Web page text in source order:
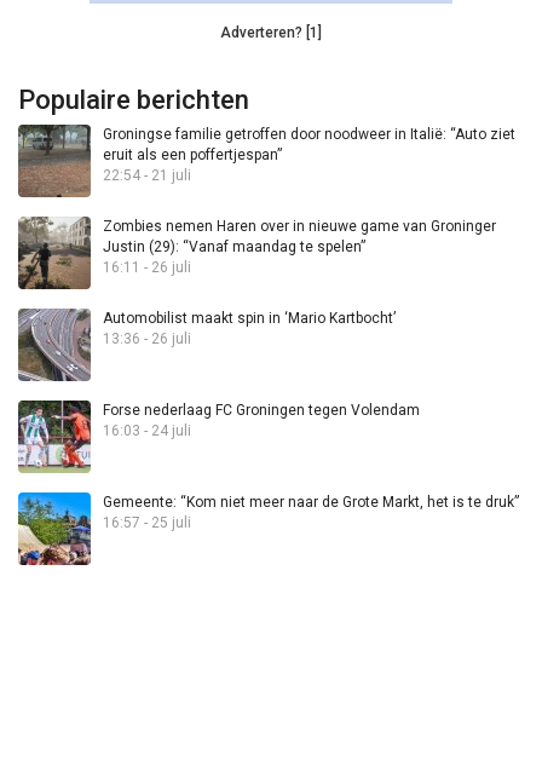
Adverteren? [1]
Populaire berichten
Groningse familie getroffen door noodweer in Italië: “Auto ziet
eruit als een poffertjespan”
22:54 - 21 juli
Zombies nemen Haren over in nieuwe game van Groninger
Justin (29): “Vanaf maandag te spelen”
16:11 - 26 juli
Automobilist maakt spin in ‘Mario Kartbocht’
13:36 - 26 juli
Forse nederlaag FC Groningen tegen Volendam
16:03 - 24 juli
Gemeente: “Kom niet meer naar de Grote Markt, het is te druk”
16:57 - 25 juli